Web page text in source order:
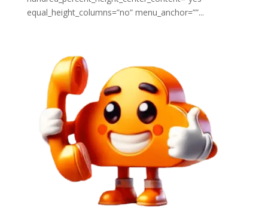
equal_height_columns=”no” menu_anchor=””...